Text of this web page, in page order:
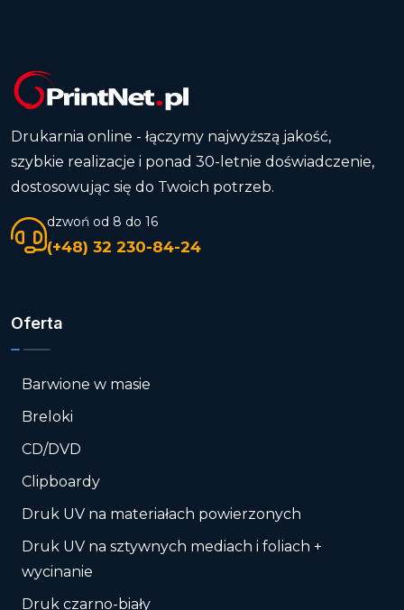
Drukarnia online - łączymy najwyższą jakość,
szybkie realizacje i ponad 30-letnie doświadczenie,
dostosowując się do Twoich potrzeb.
dzwoń od 8 do 16
(+48) 32 230-84-24
Oferta
Barwione w masie
Breloki
CD/DVD
Clipboardy
Druk UV na materiałach powierzonych
Druk UV na sztywnych mediach i foliach +
wycinanie
Druk czarno-biały